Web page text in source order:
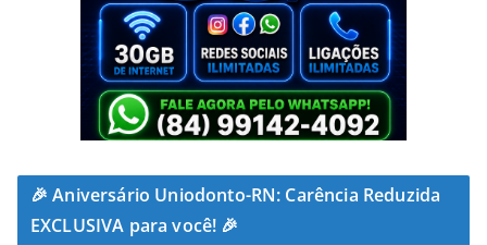
🎉 Aniversário Uniodonto-RN: Carência Reduzida
EXCLUSIVA para você! 🎉